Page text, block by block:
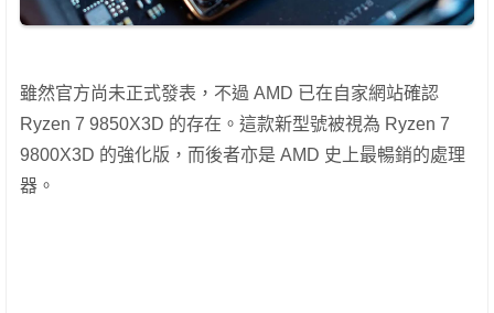
雖然官方尚未正式發表，不過 AMD 已在自家網站確認
Ryzen 7 9850X3D 的存在。這款新型號被視為 Ryzen 7
9800X3D 的強化版，而後者亦是 AMD 史上最暢銷的處理
器。